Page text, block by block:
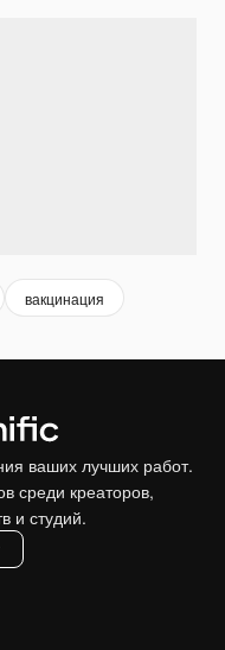
вакцинация
ваших лучших работ.
среди креаторов,
и студий.